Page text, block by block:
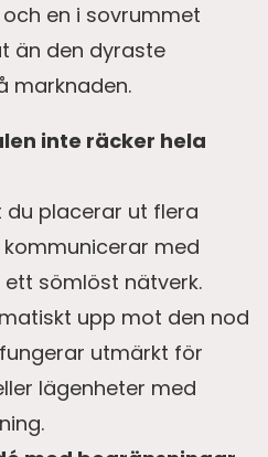
en i sovrummet
än den dyraste
marknaden.
inte räcker hela
placerar ut flera
med
sömlöst nätverk.
upp mot den nod
utmärkt för
lägenheter med